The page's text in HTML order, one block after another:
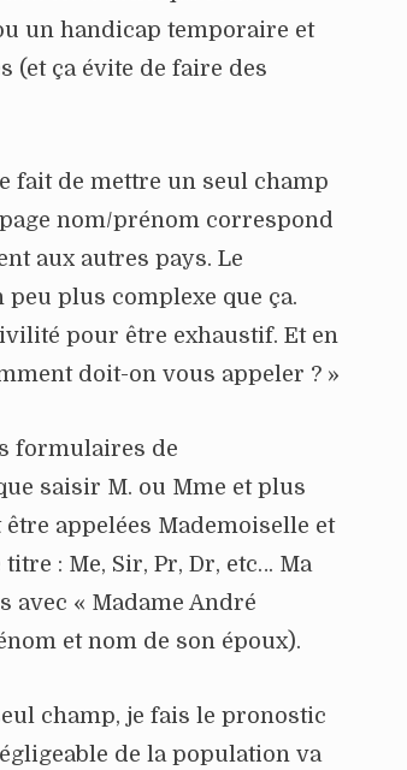
un handicap temporaire et
(et ça évite de faire des
fait de mettre un seul champ
nom/prénom correspond
aux autres pays. Le
plus complexe que ça.
pour être exhaustif. Et en
doit-on vous appeler ? »
formulaires de
saisir M. ou Mme et plus
appelées Mademoiselle et
: Me, Sir, Pr, Dr, etc… Ma
avec « Madame André
et nom de son époux).
champ, je fais le pronostic
de la population va